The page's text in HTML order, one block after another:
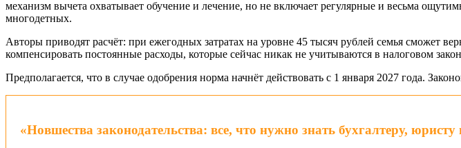
механизм вычета охватывает обучение и лечение, но не включает регулярные и весьма
многодетных.
Авторы приводят расчёт: при ежегодных затратах на уровне 45 тысяч рублей семья сможет
компенсировать постоянные расходы, которые сейчас никак не учитываются в налоговом
Предполагается, что в случае одобрения норма начнёт действовать с 1 января 2027 года.
«Новшества законодательства: все, что нужно знать бухгалтеру,